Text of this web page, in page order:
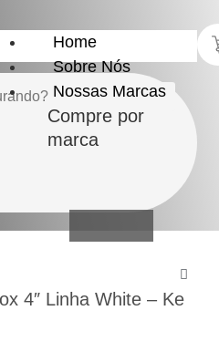
Home
Sobre Nós
Nossas Marcas
Compre por
marca
4″ Linha White – Ke